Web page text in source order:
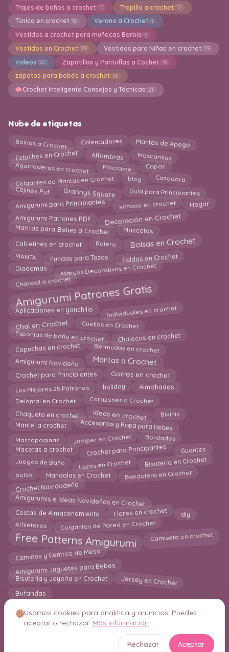
Trajes de baños a crochet 13 Trapillo a crochet 12
Túnica en crochet 15 Verano a Crochet 1
Vestidos a crochet para muñecas Barbie 8
Vestidos en Crochet 99 Vestidos para Niñas en crochet 19
Videos 20 Zapatillas y Pantuflas a Cochet 41
zapatos para bebés a crochet 36
Crochet Inteligente Consejos y Técnicas 21
Nube de etiquetas
Boinas a Crochet Calentadores Mantas de Apego
Estuches en Crochet Alfombras Mascarillas
Agarraderas en crochet Macrame Capas
Colgantes de Plantas en Crochet blog Cazadora
Cojines Puf Grannys Square Guía para Principiantes
Amigurumi para Principiantes kimono en crochet Hogar
Amigurumi Patrones PDF Decoración en Crochet
Mantas para Bebes a Crochet Mascotas
Calcetines en crochet Bolero Bolsas en Crochet
MANTA Fundas para Tazas Faldas en Crochet
Diademas Marcos Decorativos en Crochet
Chandal a crochet
Amigurumi Patrones Gratis
Aplicaciones en ganchillo Individuales en crochet
Chal en Crochet Cuellos en Crochet
Esponjas de baño en crochet Chalecos en crochet
Capuchas en crochet Bermudas en crochet
Amigurumi Navideño Mantas a Crochet
Crochet para Principiantes Gorros en crochet
Los Mejores 25 Patrones holiday Almohadas
Delantal en Crochet Corazones a Crochet
Chaqueta en crochet Ideas en crochet Bikinis
Mantel a crochet Accesorios y Ropa para Bebes
Marcapaginas Jumper en Crochet Bordados
Macetas a crochet Crochet para Principantes Guantes
Juegos de Baño Lazos en Crochet Bisutería en Crochet
bolso Mandalas en Crochet Bandolera en Crochet
Crochet Navidadeño
Amigurumis e Ideas Navideñas en Crochet
Cestas de Almacenamiento Flores en crochet diy
Alfileteros Colgantes de Pared en Crochet
Free Patterns Amigurumi Camiseta en crochet
Caminos y Centros de Mesa
Amigurumi Juguetes para Bebes
Bisuteria y Joyeria en Crochet Jersey en Crochet
Bufandas
© 2026 Crochetisimo. Todos los derechos reservados.
Usamos cookies para analítica y anuncios. Puedes
aceptar o rechazar. Más información
Rechazar Aceptar